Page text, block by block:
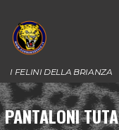
I FELINI DELLA BRIANZA
PANTALONI TUTA